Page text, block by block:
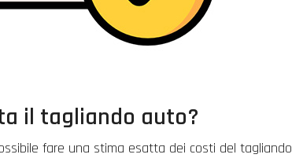
il tagliando auto?
fare una stima esatta dei costi del tagliando